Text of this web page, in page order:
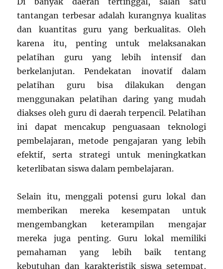
tantangan terbesar adalah kurangnya kualitas
dan kuantitas guru yang berkualitas. Oleh
karena itu, penting untuk melaksanakan
pelatihan guru yang lebih intensif dan
berkelanjutan. Pendekatan inovatif dalam
pelatihan guru bisa dilakukan dengan
menggunakan pelatihan daring yang mudah
diakses oleh guru di daerah terpencil. Pelatihan
ini dapat mencakup penguasaan teknologi
pembelajaran, metode pengajaran yang lebih
efektif, serta strategi untuk meningkatkan
keterlibatan siswa dalam pembelajaran.
Selain itu, menggali potensi guru lokal dan
memberikan mereka kesempatan untuk
mengembangkan keterampilan mengajar
mereka juga penting. Guru lokal memiliki
pemahaman yang lebih baik tentang
kebutuhan dan karakteristik siswa setempat,